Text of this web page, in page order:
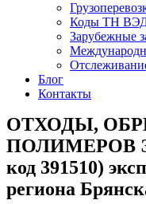
Коды ТН
Зарубежные
Блог
Контакты
ОТХОДЫ,
ПОЛИМЕРОВ
код 391510)
региона